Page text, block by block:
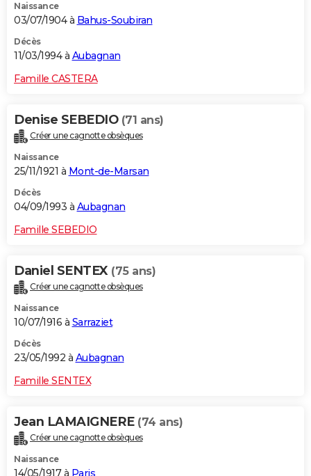
Naissance
03/07/1904 à Bahus-Soubiran
Décès
11/03/1994 à Aubagnan
Famille CASTERA
Denise SEBEDIO (71 ans)
Créer une cagnotte obsèques
Naissance
25/11/1921 à Mont-de-Marsan
Décès
04/09/1993 à Aubagnan
Famille SEBEDIO
Daniel SENTEX (75 ans)
Créer une cagnotte obsèques
Naissance
10/07/1916 à Sarraziet
Décès
23/05/1992 à Aubagnan
Famille SENTEX
Jean LAMAIGNERE (74 ans)
Créer une cagnotte obsèques
Naissance
14/05/1917 à Paris